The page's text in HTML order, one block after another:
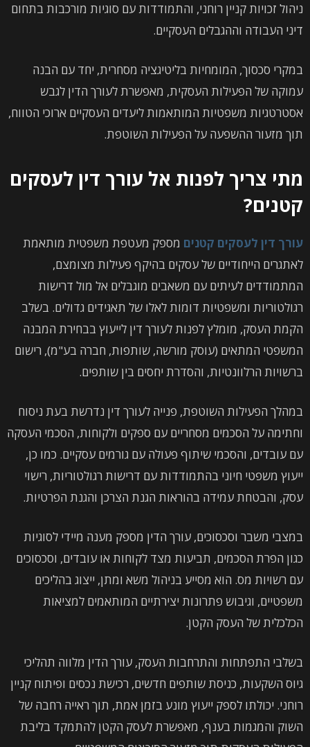
ניהול זכויות קניין רוחני, והתמודדות עם סוגיות מורכבות בתחום
דיני העבודה וההגבלים העסקיים.
במקרי סכסוך, המומחיות בליטיגציה מסחרית, יחד עם הבנה
עמוקה של הפעילות העסקית, מאפשרת לעורך הדין לגבש
אסטרטגיות משפטיות המותאמות ליעדים העסקיים ארוכי הטווח,
תוך מזעור ההשפעה על הפעילות השוטפת.
מתי צריך לפנות אל עורך דין לעסקים
קטנים?
עורך דין לעסקים קטנים מספק מעטפת משפטית מותאמת
לאתגרים הייחודיים של עסקים בהיקף פעילות מצומצם,
המתמודדים לעיתים עם משאבים מוגבלים אל מול דרישות
רגולטוריות ומשפטיות דומות לאלו של תאגידים גדולים. בשלב
הקמת העסק, מומלץ לפנות לעורך דין לייעוץ בבחירת המבנה
המשפטי המתאים (עוסק מורשה, שותפות, חברה בע"מ), רישום
ברשויות הרלוונטיות, והסדרת יחסים בין שותפים.
במהלך הפעילות השוטפת, פנייה לעורך דין נדרשת בעת ניסוח
וחתימה על הסכמים מסחריים עם ספקים ולקוחות, הסכמי העסקה
עם עובדים, והסכמי שיתוף פעולה עם גורמים עסקיים. כמו כן,
ייעוץ משפטי חיוני בהתמודדות עם דרישות רגולטוריות, רישוי
עסק, והבטחת עמידה בהוראות הגנת הצרכן והגנת הפרטיות.
במצבי משבר וסכסוכים, עורך הדין מספק מענה מיידי לסוגיות
כגון הפרת הסכמים, תביעות מצד לקוחות או עובדים, וסכסוכים
עם רשויות מס. הוא מסייע בניהול משא ומתן, ייצוג בהליכים
משפטיים, וגיבוש פתרונות יצירתיים המותאמים למציאות
הכלכלית של העסק הקטן.
בשלבי התפתחות והתרחבות העסק, עורך הדין מלווה תהליכי
גיוס השקעות, כניסת שותפים חדשים, רכישת נכסים ופיתוח קניין
רוחני. יכולתו לספק ייעוץ מונע בזמן אמת, תוך ראייה רחבה של
השוק והמגמות בענף, מאפשרת לעסק הקטן להתמקד בליבת